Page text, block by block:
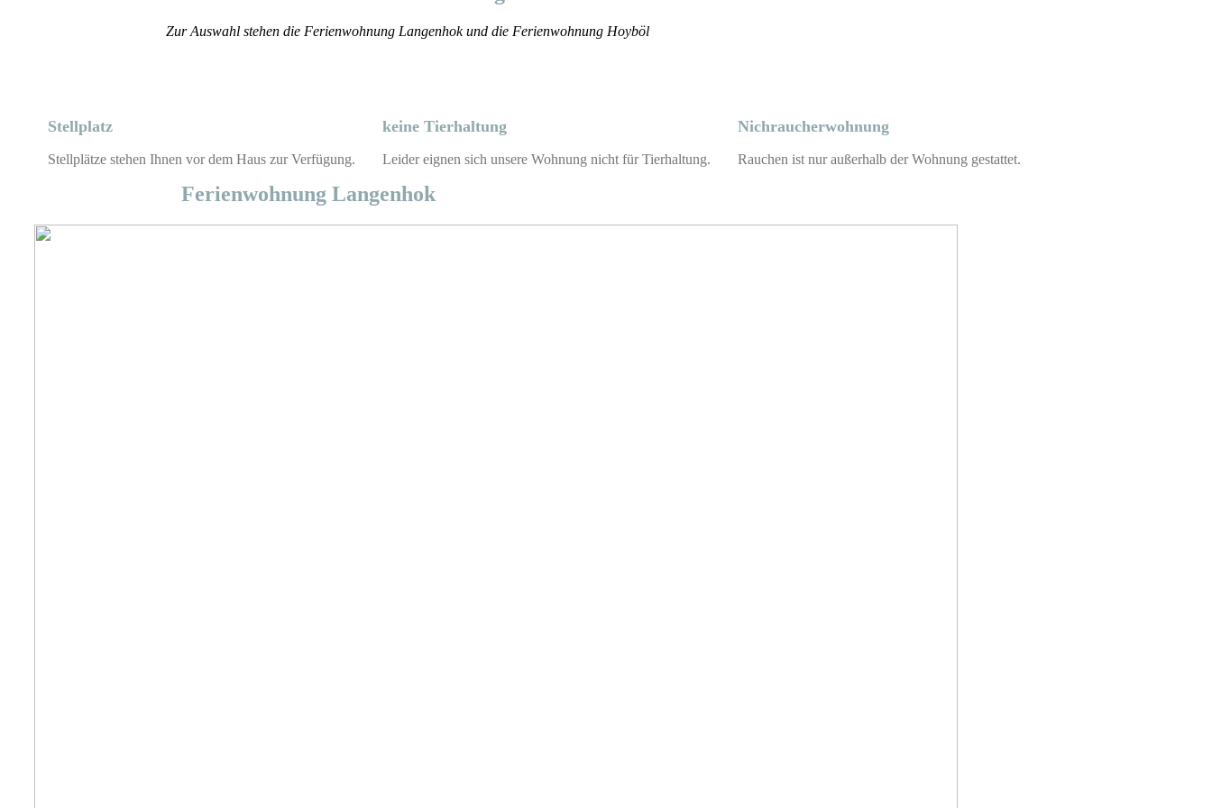
Zur Auswahl stehen die Ferienwohnung Langenhok und die Ferienwohnung Hoyböl
Stellplatz
Stellplätze stehen Ihnen vor dem Haus zur Verfügung.
keine Tierhaltung
Leider eignen sich unsere Wohnung nicht für Tierhaltung.
Nichraucherwohnung
Rauchen ist nur außerhalb der Wohnung gestattet.
Ferienwohnung Langenhok